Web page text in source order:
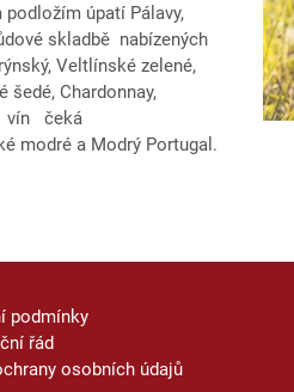
úpatí Pálavy,
skladbě nabízených
Veltlínské zelené,
šedé, Chardonnay,
vín čeká
modré a Modrý Portugal.
podmínky
řád
osobních údajů